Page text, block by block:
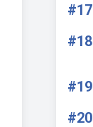
#17
#18
#19
#20